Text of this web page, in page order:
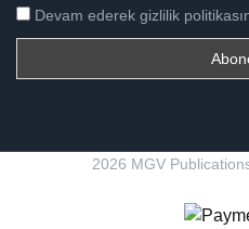
Devam ederek gizlilik
2026 MGV